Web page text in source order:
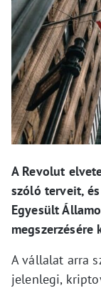
A Revolut
szóló terveit,
Egyesült
megszerzésére
A vállalat arra
jelenlegi,